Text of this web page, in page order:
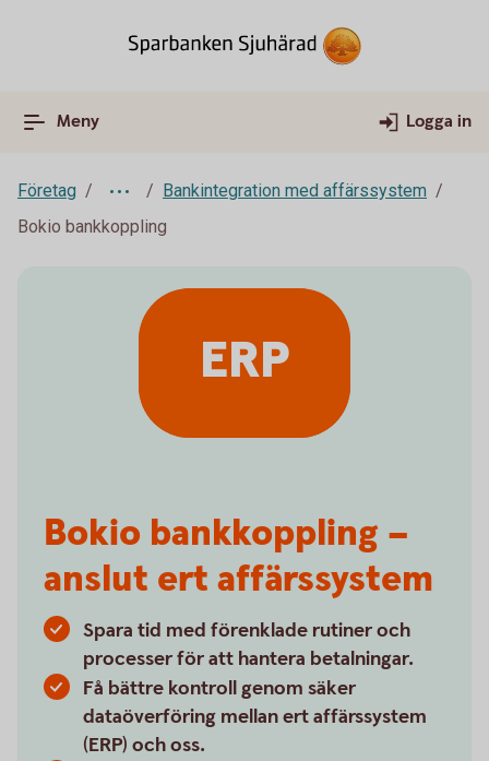
Meny Logga in
Företag
Bankintegration med affärssystem
Bokio bankkoppling
Bokio bankkoppling –
anslut ert affärssystem
Spara tid med förenklade rutiner och
processer för att hantera betalningar.
Få bättre kontroll genom säker
dataöverföring mellan ert affärssystem
(ERP) och oss.
ERP